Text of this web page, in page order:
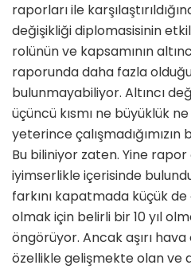
raporları ile
değişikliği diplomasisinin
rolünün ve kapsamının
raporunda daha fazla
bulunmayabiliyor. Altıncı
üçüncü kısmı ne büyüklük ne
yeterince çalışmadığımızın
Bu biliniyor zaten. Yine
iyimserlikle içerisinde
farkını kapatmada küçük
olmak için belirli bir 10 yıl
öngörüyor. Ancak aşırı hava
özellikle gelişmekte olan ve